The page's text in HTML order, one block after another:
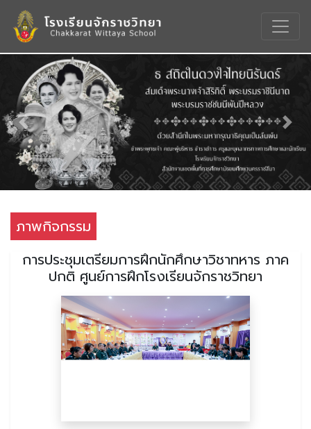
Previous Next
ภาพกิจกรรม
การประชุมเตรียมการฝึกนักศึกษาวิชาทหาร ภาค
ปกติ ศูนย์การฝึกโรงเรียนจักราชวิทยา